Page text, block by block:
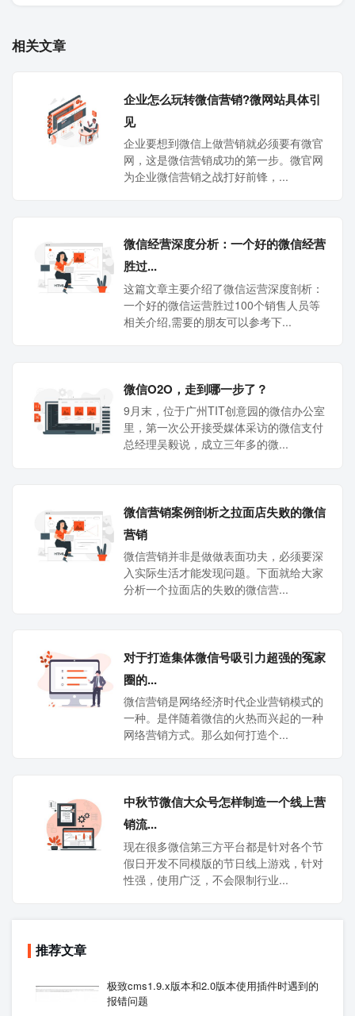
相关文章
企业怎么玩转微信营销?微网站具体引
见
企业要想到微信上做营销就必须要有微官
网，这是微信营销成功的第一步。微官网
为企业微信营销之战打好前锋，...
微信经营深度分析：一个好的微信经营
胜过...
这篇文章主要介绍了微信运营深度剖析：
一个好的微信运营胜过100个销售人员等
相关介绍,需要的朋友可以参考下...
微信O2O，走到哪一步了？
9月末，位于广州TIT创意园的微信办公室
里，第一次公开接受媒体采访的微信支付
总经理吴毅说，成立三年多的微...
微信营销案例剖析之拉面店失败的微信
营销
微信营销并非是做做表面功夫，必须要深
入实际生活才能发现问题。下面就给大家
分析一个拉面店的失败的微信营...
对于打造集体微信号吸引力超强的冤家
圈的...
微信营销是网络经济时代企业营销模式的
一种。是伴随着微信的火热而兴起的一种
网络营销方式。那么如何打造个...
中秋节微信大众号怎样制造一个线上营
销流...
现在很多微信第三方平台都是针对各个节
假日开发不同模版的节日线上游戏，针对
性强，使用广泛，不会限制行业...
推荐文章
极致cms1.9.x版本和2.0版本使用插件时遇到的
报错问题